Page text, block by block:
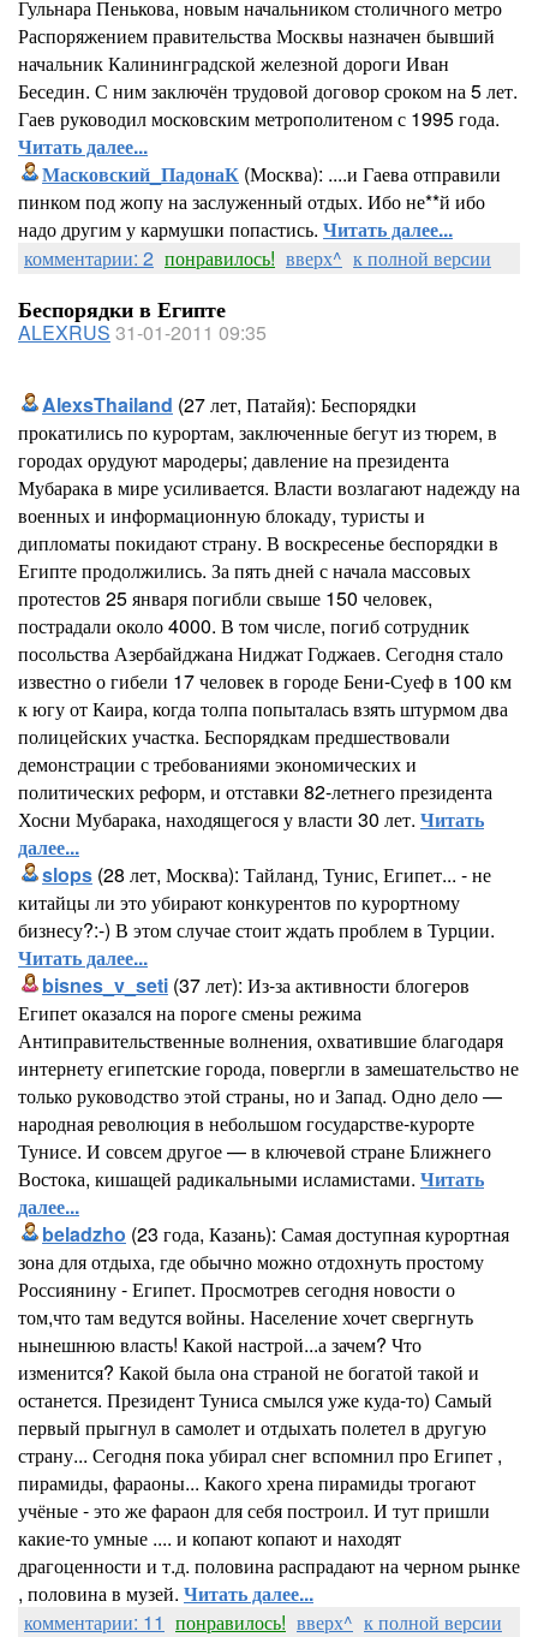
Гульнара Пенькова, новым начальником столичного метро
Распоряжением правительства Москвы назначен бывший
начальник Калининградской железной дороги Иван
Беседин. С ним заключён трудовой договор сроком на 5 лет.
Гаев руководил московским метрополитеном с 1995 года.
Читать далее...
Масковский_ПадонаК (Москва): ....и Гаева отправили
пинком под жопу на заслуженный отдых. Ибо не**й ибо
надо другим у кармушки попастись. Читать далее...
комментарии: 2 понравилось! вверх^ к полной версии
Беспорядки в Египте
ALEXRUS 31-01-2011 09:35
AlexsThailand (27 лет, Патайя): Беспорядки
прокатились по курортам, заключенные бегут из тюрем, в
городах орудуют мародеры; давление на президента
Мубарака в мире усиливается. Власти возлагают надежду на
военных и информационную блокаду, туристы и
дипломаты покидают страну. В воскресенье беспорядки в
Египте продолжились. За пять дней с начала массовых
протестов 25 января погибли свыше 150 человек,
пострадали около 4000. В том числе, погиб сотрудник
посольства Азербайджана Ниджат Годжаев. Сегодня стало
известно о гибели 17 человек в городе Бени-Суеф в 100 км
к югу от Каира, когда толпа попыталась взять штурмом два
полицейских участка. Беспорядкам предшествовали
демонстрации с требованиями экономических и
политических реформ, и отставки 82-летнего президента
Хосни Мубарака, находящегося у власти 30 лет. Читать
далее...
slops (28 лет, Москва): Тайланд, Тунис, Египет... - не
китайцы ли это убирают конкурентов по курортному
бизнесу?:-) В этом случае стоит ждать проблем в Турции.
Читать далее...
bisnes_v_seti (37 лет): Из-за активности блогеров
Египет оказался на пороге смены режима
Антиправительственные волнения, охватившие благодаря
интернету египетские города, повергли в замешательство не
только руководство этой страны, но и Запад. Одно дело —
народная революция в небольшом государстве-курорте
Тунисе. И совсем другое — в ключевой стране Ближнего
Востока, кишащей радикальными исламистами. Читать
далее...
beladzho (23 года, Казань): Самая доступная курортная
зона для отдыха, где обычно можно отдохнуть простому
Россиянину - Египет. Просмотрев сегодня новости о
том,что там ведутся войны. Население хочет свергнуть
нынешнюю власть! Какой настрой...а зачем? Что
изменится? Какой была она страной не богатой такой и
останется. Президент Туниса смылся уже куда-то) Самый
первый прыгнул в самолет и отдыхать полетел в другую
страну... Сегодня пока убирал снег вспомнил про Египет ,
пирамиды, фараоны... Какого хрена пирамиды трогают
учёные - это же фараон для себя построил. И тут пришли
какие-то умные .... и копают копают и находят
драгоценности и т.д. половина распрадают на черном рынке
, половина в музей. Читать далее...
комментарии: 11 понравилось! вверх^ к полной версии